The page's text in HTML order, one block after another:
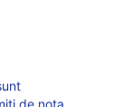
de nota